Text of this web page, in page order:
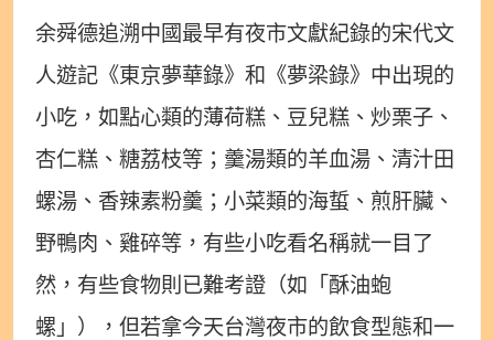
余舜德追溯中國最早有夜市文獻紀錄的宋代文
人遊記《東京夢華錄》和《夢梁錄》中出現的
小吃，如點心類的薄荷糕、豆兒糕、炒栗子、
杏仁糕、糖荔枝等；羹湯類的羊血湯、清汁田
螺湯、香辣素粉羹；小菜類的海蜇、煎肝臟、
野鴨肉、雞碎等，有些小吃看名稱就一目了
然，有些食物則已難考證（如「酥油蚫
螺」），但若拿今天台灣夜市的飲食型態和一